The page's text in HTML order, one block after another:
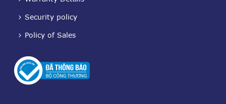
Security policy
Policy of Sales